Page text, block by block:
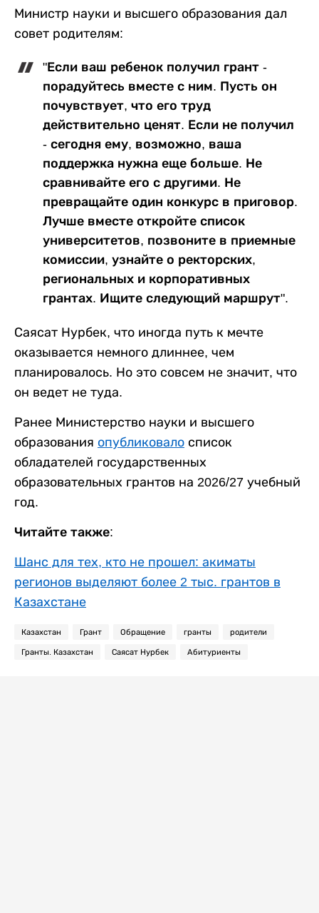
Министр науки и высшего образования дал
совет родителям:
"Если ваш ребенок получил грант -
порадуйтесь вместе с ним. Пусть он
почувствует, что его труд
действительно ценят. Если не получил
- сегодня ему, возможно, ваша
поддержка нужна еще больше. Не
сравнивайте его с другими. Не
превращайте один конкурс в приговор.
Лучше вместе откройте список
университетов, позвоните в приемные
комиссии, узнайте о ректорских,
региональных и корпоративных
грантах. Ищите следующий маршрут".
Саясат Нурбек, что иногда путь к мечте
оказывается немного длиннее, чем
планировалось. Но это совсем не значит, что
он ведет не туда.
Ранее Министерство науки и высшего
образования опубликовало список
обладателей государственных
образовательных грантов на 2026/27 учебный
год.
Читайте также:
Шанс для тех, кто не прошел: акиматы
регионов выделяют более 2 тыс. грантов в
Казахстане
Казахстан Грант Обращение гранты родители
Гранты. Казахстан Саясат Нурбек Абитуриенты